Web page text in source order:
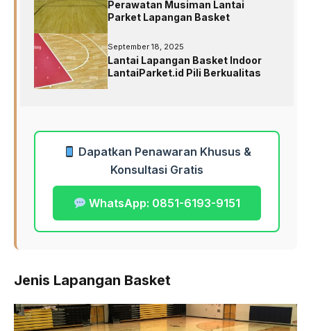
Perawatan Musiman Lantai
Parket Lapangan Basket
September 18, 2025
Lantai Lapangan Basket Indoor
LantaiParket.id Pili Berkualitas
Dapatkan Penawaran Khusus &
Konsultasi Gratis
WhatsApp: 0851-6193-9151
Jenis Lapangan Basket